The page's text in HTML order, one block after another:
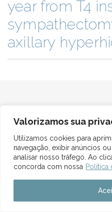
Valorizamos sua
Utilizamos cookies para
navegação, exibir anúncios
analisar nosso tráfego. Ao
concorda com nossa Política
year from T4
axillary
>